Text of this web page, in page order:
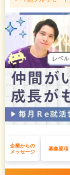
企業からの
メッセージ
募集要項